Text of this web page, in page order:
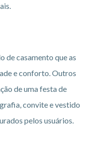
de casamento que as
e conforto. Outros
de uma festa de
convite e vestido
pelos usuários.